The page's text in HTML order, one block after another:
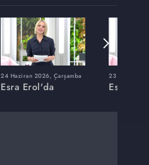
24 Haziran 2026, Çarşamba
Esra Erol'da
23 Haziran
Esra